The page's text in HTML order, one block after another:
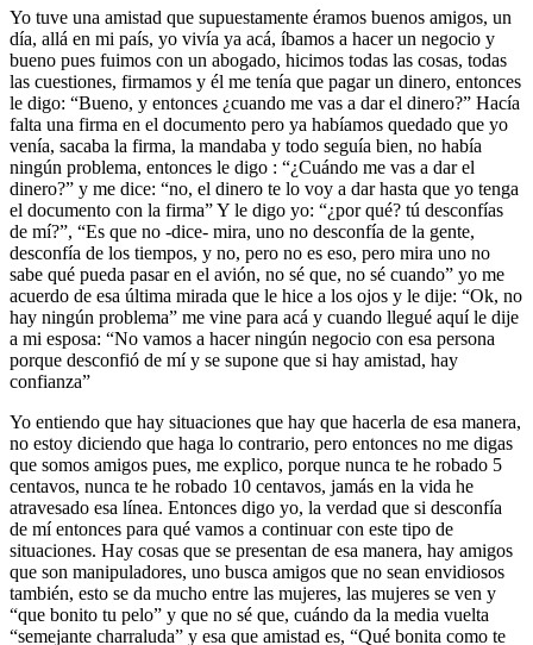
Yo tuve una amistad que supuestamente éramos buenos amigos, un
día, allá en mi país, yo vivía ya acá, íbamos a hacer un negocio y
bueno pues fuimos con un abogado, hicimos todas las cosas, todas
las cuestiones, firmamos y él me tenía que pagar un dinero, entonces
le digo: “Bueno, y entonces ¿cuando me vas a dar el dinero?” Hacía
falta una firma en el documento pero ya habíamos quedado que yo
venía, sacaba la firma, la mandaba y todo seguía bien, no había
ningún problema, entonces le digo : “¿Cuándo me vas a dar el
dinero?” y me dice: “no, el dinero te lo voy a dar hasta que yo tenga
el documento con la firma” Y le digo yo: “¿por qué? tú desconfías
de mí?”, “Es que no -dice- mira, uno no desconfía de la gente,
desconfía de los tiempos, y no, pero no es eso, pero mira uno no
sabe qué pueda pasar en el avión, no sé que, no sé cuando” yo me
acuerdo de esa última mirada que le hice a los ojos y le dije: “Ok, no
hay ningún problema” me vine para acá y cuando llegué aquí le dije
a mi esposa: “No vamos a hacer ningún negocio con esa persona
porque desconfió de mí y se supone que si hay amistad, hay
confianza”
Yo entiendo que hay situaciones que hay que hacerla de esa manera,
no estoy diciendo que haga lo contrario, pero entonces no me digas
que somos amigos pues, me explico, porque nunca te he robado 5
centavos, nunca te he robado 10 centavos, jamás en la vida he
atravesado esa línea. Entonces digo yo, la verdad que si desconfía
de mí entonces para qué vamos a continuar con este tipo de
situaciones. Hay cosas que se presentan de esa manera, hay amigos
que son manipuladores, uno busca amigos que no sean envidiosos
también, esto se da mucho entre las mujeres, las mujeres se ven y
“que bonito tu pelo” y que no sé que, cuándo da la media vuelta
“semejante charraluda” y esa que amistad es, “Qué bonita como te